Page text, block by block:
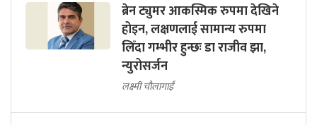
ब्रेन ट्युमर आकस्मिक रुपमा देखिने
होइन, लक्षणलाई सामान्य रुपमा
लिँदा गम्भीर हुन्छः डा राजीव झा,
न्युरोसर्जन
लक्ष्मी चौलागाईं